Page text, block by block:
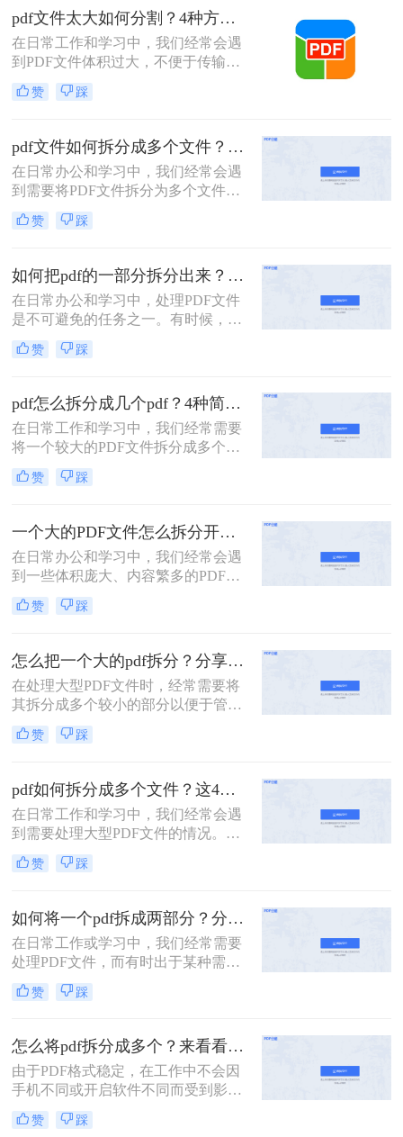
型的PDF文件拆分成多个小文件，以
便更方便地阅读、共享或打印。 那
么，pdf一个文件如何拆分多个文件
呢？下面我将为您详细介绍几种简单
有效的方法。
pdf文件太大如何分割？4种方法教你如何快速拆分！
在日常工作和学习中，我们经常会遇
到PDF文件体积过大，不便于传输或
管理的情况。此时，将PDF文件分割
成多个较小的文件就显得尤为重要。
详细介绍几种常用的PDF文件分割方
法，帮助用户轻松应对大体积PDF文
件的处理难题。
赞 踩
pdf文件如何拆分成多个文件？这三种方法教你轻松拆分！
在日常办公和学习中，我们经常会遇
到需要将PDF文件拆分为多个文件的
需求。无论是为了方便分享、减小文
件大小，还是为了将不同章节或内容
有用的技能。那么PDF文件如何拆分
成多个文件呢？本文将介绍三种常用
的方法，帮助你轻松拆分PDF文件。
赞 踩
如何把pdf的一部分拆分出来？这3种分割方法很简单！
在日常办公和学习中，处理PDF文件
是不可避免的任务之一。有时候，我
们需要从一份PDF文件中提取出某一
部分内容，以便与他人分享或用于其
出来呢？本文将介绍三种将PDF的一
部分拆分出来的方法。
赞 踩
pdf怎么拆分成几个pdf？4种简单方法分享~
在日常工作和学习中，我们经常需要
将一个较大的PDF文件拆分成多个较
小的PDF文件，以便于管理和分享。
那么pdf怎么拆分成几个pdf呢？以下
法，帮助用户轻松完成拆分任务。
赞 踩
一个大的PDF文件怎么拆分开成几个文件？这三种PDF拆分方法轻松搞定！
在日常办公和学习中，我们经常会遇
到一些体积庞大、内容繁多的PDF文
件。这些文件可能包含多个章节、报
告或文档，但出于某种需要，我们可
便于分享、存储或阅读。那么一个大
的PDF文件怎么拆分开成几个文件
呢？本文将为您介绍几种实用的方
法，帮助您轻松将一个大的PDF文件
拆分成多个文件。
赞 踩
怎么把一个大的pdf拆分？分享三种分割文件的方法！
在处理大型PDF文件时，经常需要将
其拆分成多个较小的部分以便于管
理、分享或分别处理不同的章节。无
论是学术研究、项目管理还是日常办
非常实用的技能。以下是一篇关于怎
么把一个大的pdf拆分的详细指南。
赞 踩
pdf如何拆分成多个文件？这4种方法教你轻松拆分！
在日常工作和学习中，我们经常会遇
到需要处理大型PDF文件的情况。有
时，为了方便管理、分享或仅需要文
件中的某一部分内容，我们需要将
如何拆分成多个文件呢？本文将详细
介绍几种常用的PDF拆分方法，帮助
您轻松实现PDF文件的分割。
赞 踩
如何将一个pdf拆成两部分？分享这三个轻松拆分方法！
在日常工作或学习中，我们经常需要
处理PDF文件，而有时出于某种需
要，我们可能希望将一个较大的PDF
文件拆分成几个较小的部分。那么如
些常用的方法，帮助您轻松实现将一
个PDF拆成两部分的目标。
赞 踩
怎么将pdf拆分成多个？来看看这几个PDF拆分方法！
由于PDF格式稳定，在工作中不会因
手机不同或开启软件不同而受到影
响，因此我们经常使用PDF来传输文
件。但是，经常会遇到一种情况，需
赞 踩